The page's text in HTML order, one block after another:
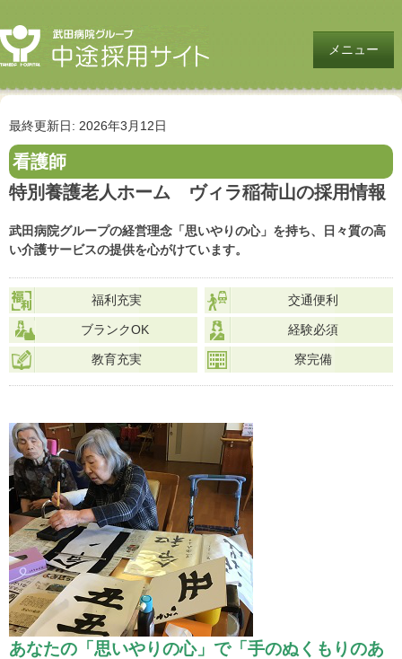
メニュー
最終更新日: 2026年3月12日
看護師
特別養護老人ホーム ヴィラ稲荷山の採用情報
武田病院グループの経営理念「思いやりの心」を持ち、日々質の高
い介護サービスの提供を心がけています。
福利充実 交通便利
ブランクOK 経験必須
教育充実 寮完備
あなたの「思いやりの心」で「手のぬくもりのあ